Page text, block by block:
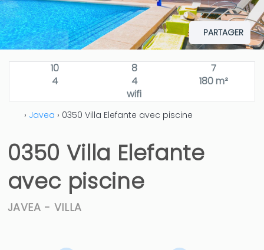
PARTAGER
10 8
7
4
4
180 m²
wifi
› Javea › 0350 Villa Elefante avec piscine
0350 Villa Elefante
avec piscine
JAVEA - VILLA